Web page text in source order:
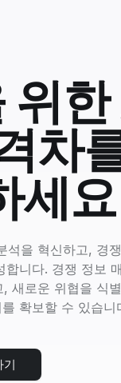
위
차
세요
을 혁신하고, 경
니다. 경쟁 정보
새로운 위협을 식
확보할 수 있습니
기